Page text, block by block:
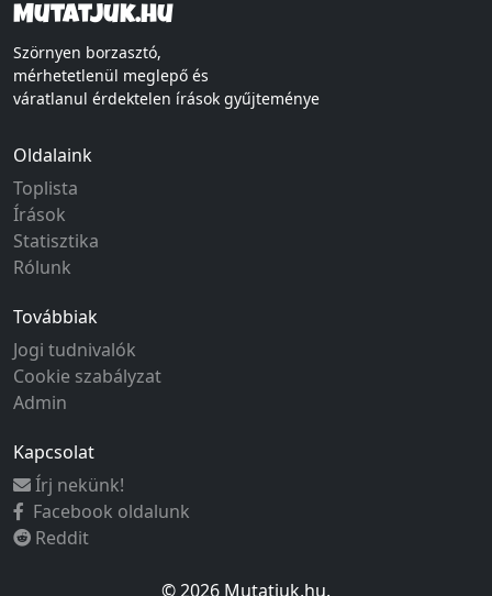
Mutatjuk.hu
Szörnyen borzasztó,
mérhetetlenül meglepő és
váratlanul érdektelen írások gyűjteménye
Oldalaink
Toplista
Írások
Statisztika
Rólunk
Továbbiak
Jogi tudnivalók
Cookie szabályzat
Admin
Kapcsolat
Írj nekünk!
Facebook oldalunk
Reddit
© 2026 Mutatjuk.hu.